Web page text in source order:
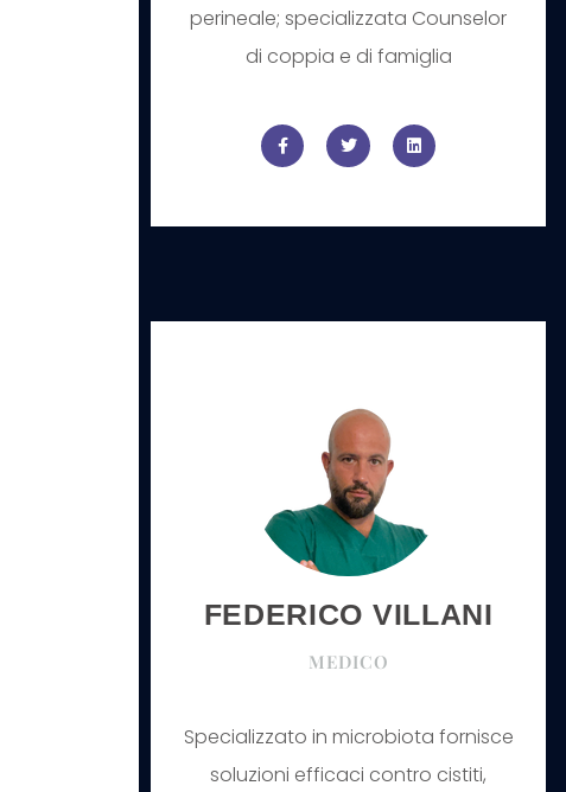
perineale; specializzata Counselor
di coppia e di famiglia
FEDERICO VILLANI
MEDICO
Specializzato in microbiota fornisce
soluzioni efficaci contro cistiti,